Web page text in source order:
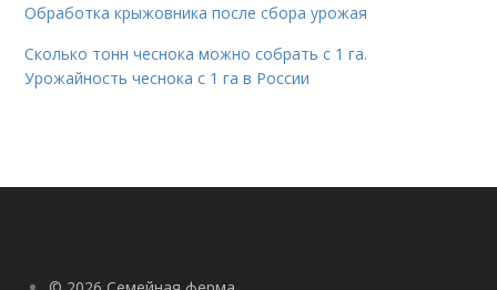
Обработка крыжовника после сбора урожая
Сколько тонн чеснока можно собрать с 1 га.
Урожайность чеснока с 1 га в России